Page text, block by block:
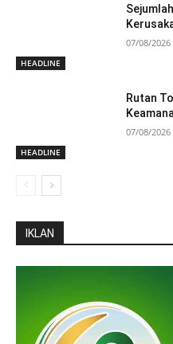
HEADLINE
07/08/2026
HEADLINE
Rutan
07/08/2026
IKLAN